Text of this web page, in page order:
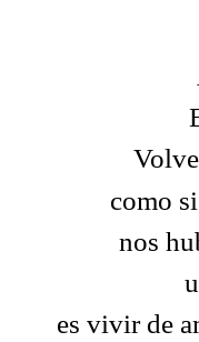
como
nos
es vivir de